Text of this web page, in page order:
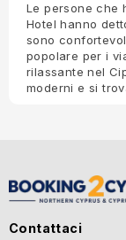
Le persone che
Hotel hanno
sono
popolare per i
rilassante nel
moderni e si
Contattaci